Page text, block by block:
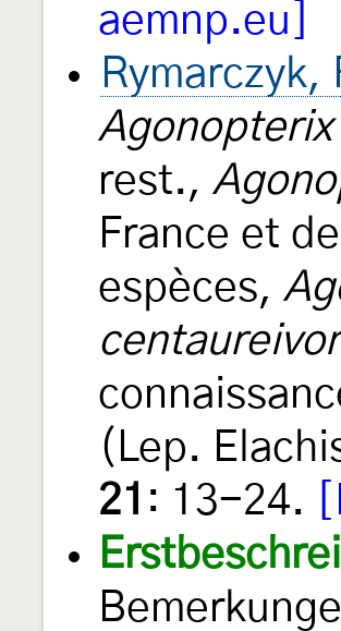
aemnp.eu]
rest.,
France et
espèces,
(Lep.
21 : 13-24.